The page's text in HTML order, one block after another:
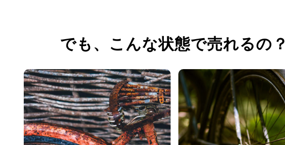
でも、 こんな状態で売れるの？